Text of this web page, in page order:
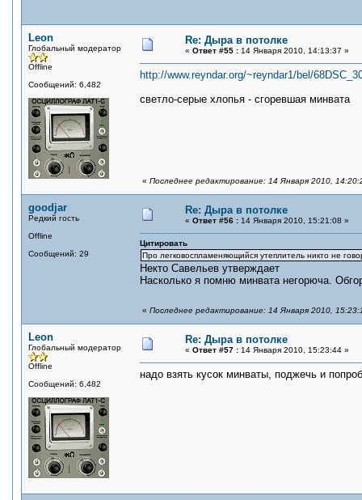
Leon
Глобальный модератор
Offline
Сообщений: 6,482
Re: Дыра в потолке
« Ответ #55 : 14 Января 2010, 14:13:37 »
http://www.reyndar.org/~reyndar1/bel/
светло-серые хлопья - сгоревшая минвата
« Последнее редактирование: 14 Января 2010,
goodjar
Редкий гость
Offline
Сообщений: 29
Re: Дыра в потолке
« Ответ #56 : 14 Января 2010, 15:21:08 »
Цитировать
Про легковоспламеняющийся утеплитель никто не
Некто Савельев утверждает
Насколько я помню минвата негорюча.
« Последнее редактирование: 14 Января 2010,
Leon
Глобальный модератор
Offline
Сообщений: 6,482
Re: Дыра в потолке
« Ответ #57 : 14 Января 2010, 15:23:44 »
надо взять кусок минваты, поджечь и